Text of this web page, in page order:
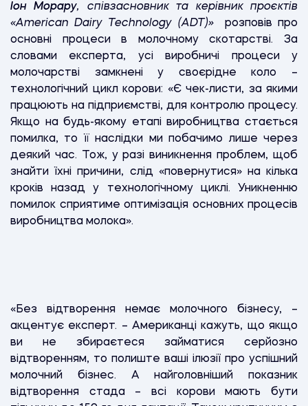
Іон Морару, співзасновник та керівник проєктів
«American Dairy Technology (ADT)»розповів про
основні процеси в молочному скотарстві. За
словами експерта, усі виробничі процеси у
молочарстві замкнені у своєрідне коло –
технологічний цикл корови: «Є чек-листи, за якими
працюють на підприємстві, для контролю процесу.
Якщо на будь-якому етапі виробництва стається
помилка, то її наслідки ми побачимо лише через
деякий час. Тож, у разі виникнення проблем, щоб
знайти їхні причини, слід «повернутися» на кілька
кроків назад у технологічному циклі. Уникненню
помилок сприятиме оптимізація основних процесів
виробництва молока».
«Без відтворення немає молочного бізнесу, –
акцентує експерт. – Американці кажуть, що якщо
ви не збираєтеся займатися серйозно
відтворенням, то полиште ваші ілюзії про успішний
молочний бізнес. А найголовніший показник
відтворення стада – всі корови мають бути